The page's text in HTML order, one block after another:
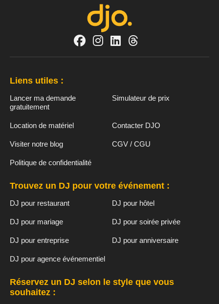
Liens utiles :
Lancer ma demande
gratuitement
Simulateur de prix
Location de matériel Contacter DJO
Visiter notre blog CGV / CGU
Politique de confidentialité
Trouvez un DJ pour votre événement :
DJ pour restaurant DJ pour hôtel
DJ pour mariage DJ pour soirée privée
DJ pour entreprise DJ pour anniversaire
DJ pour agence événementiel
Réservez un DJ selon le style que vous
souhaitez :